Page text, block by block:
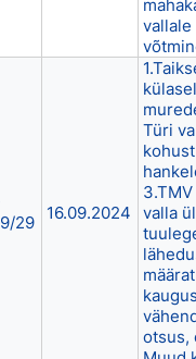
29
16.09.2024
Türi
valla
otsus,